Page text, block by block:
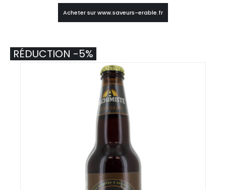
Acheter sur www.saveurs-erable.fr
RÉDUCTION -5%